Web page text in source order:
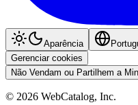
Aparência
Gerenciar cookies
Não Vendam ou Partilhem a
© 2026 WebCatalog, Inc.